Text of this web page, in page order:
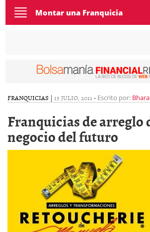
Toggle
navigation
Montar una Franquicia
FRANQUICIAS | 15 JULIO, 2011 - Escrito por:
Franquicias de arreglo
negocio del futuro